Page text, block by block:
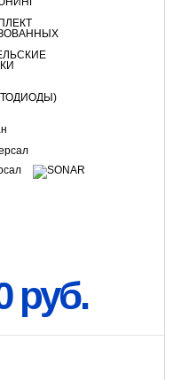
руб.